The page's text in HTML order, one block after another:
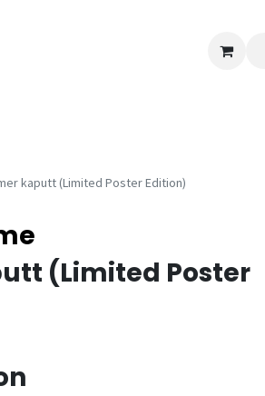
kaputt (Limited Poster Edition)
(Limited Poster